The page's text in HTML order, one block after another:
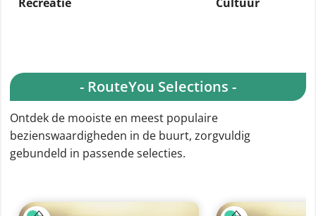
- RouteYou Selections -
Ontdek de mooiste en meest populaire
bezienswaardigheden in de buurt, zorgvuldig
gebundeld in passende selecties.